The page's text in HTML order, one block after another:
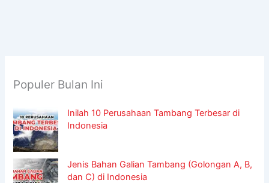
Populer Bulan Ini
Inilah 10 Perusahaan Tambang Terbesar di
Indonesia
Jenis Bahan Galian Tambang (Golongan A, B,
dan C) di Indonesia